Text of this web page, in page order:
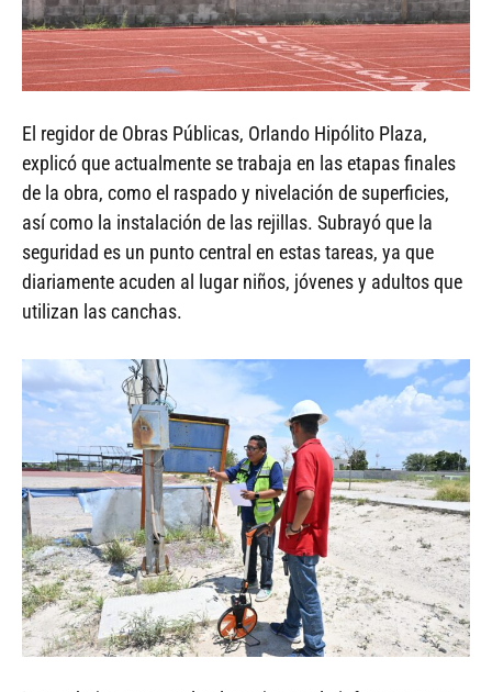
El regidor de Obras Públicas, Orlando Hipólito Plaza,
explicó que actualmente se trabaja en las etapas finales
de la obra, como el raspado y nivelación de superficies,
así como la instalación de las rejillas. Subrayó que la
seguridad es un punto central en estas tareas, ya que
diariamente acuden al lugar niños, jóvenes y adultos que
utilizan las canchas.